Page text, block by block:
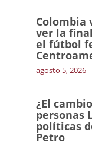
Colombia
ver la
el fútbol
agosto 5, 2026
¿El
personas
políticas
Petro